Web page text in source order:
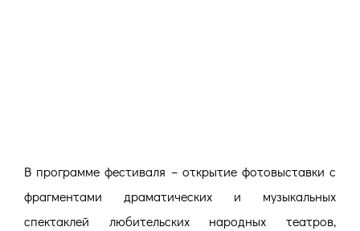
В программе фестиваля – открытие фотовыставки с
фрагментами драматических и музыкальных
спектаклей любительских народных театров,